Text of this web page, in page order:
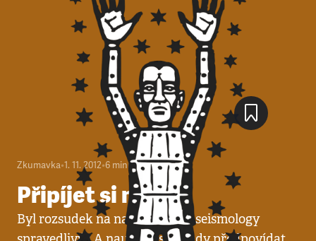
Zkumavka•1. 11. 2012•6 minut
Připíjet si neměli
Byl rozsudek na nad italskými seismology